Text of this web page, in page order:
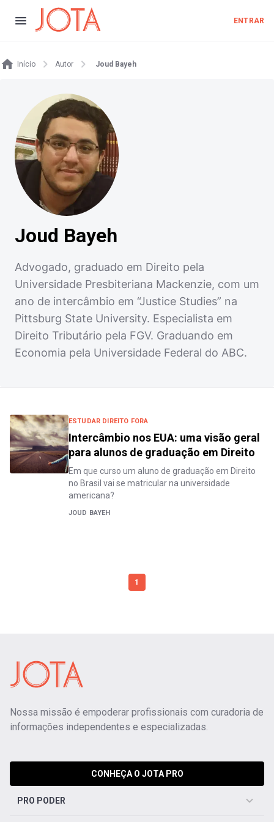
ENTRAR
Início Autor Joud Bayeh
Joud Bayeh
Advogado, graduado em Direito pela
Universidade Presbiteriana Mackenzie, com um
ano de intercâmbio em “Justice Studies” na
Pittsburg State University. Especialista em
Direito Tributário pela FGV. Graduando em
Economia pela Universidade Federal do ABC.
ESTUDAR DIREITO FORA
Intercâmbio nos EUA: uma visão geral
para alunos de graduação em Direito
Em que curso um aluno de graduação em Direito
no Brasil vai se matricular na universidade
americana?
JOUD BAYEH
1
Nossa missão é empoderar profissionais com curadoria de
informações independentes e especializadas.
CONHEÇA O JOTA PRO
PRO PODER